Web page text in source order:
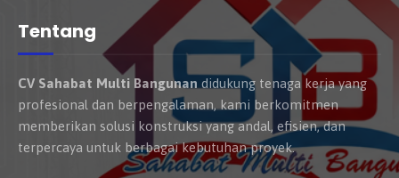
Tentang
CV Sahabat Multi Bangunan didukung tenaga kerja yang
profesional dan berpengalaman, kami berkomitmen
memberikan solusi konstruksi yang andal, efisien, dan
terpercaya untuk berbagai kebutuhan proyek.